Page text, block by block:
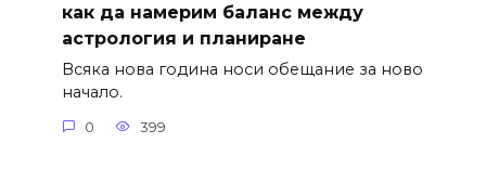
как да намерим баланс между
астрология и планиране
Всяка нова година носи обещание за ново
начало.
0 399